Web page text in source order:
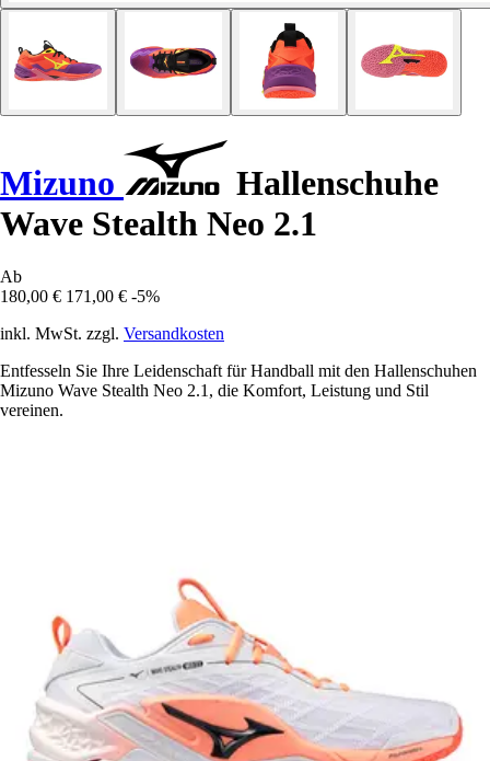
Mizuno
Hallenschuhe
Wave Stealth Neo 2.1
Ab
180,00 € 171,00 € -5%
inkl. MwSt. zzgl. Versandkosten
Entfesseln Sie Ihre Leidenschaft für Handball mit den Hallenschuhen
Mizuno Wave Stealth Neo 2.1, die Komfort, Leistung und Stil
vereinen.